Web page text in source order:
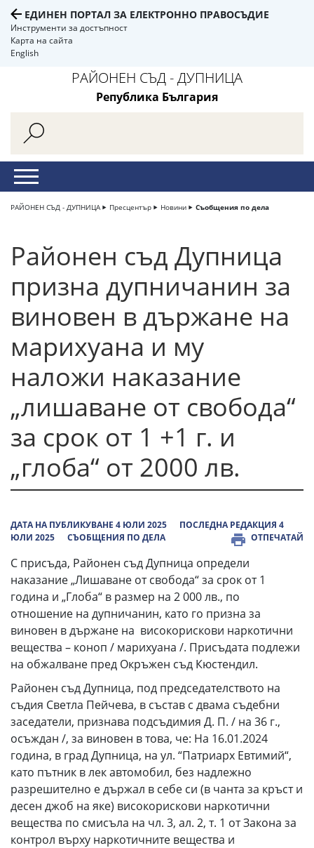
ЕДИНЕН ПОРТАЛ ЗА ЕЛЕКТРОННО ПРАВОСЪДИЕ
Инструменти за достъпност
Карта на сайта
English
РАЙОНЕН СЪД - ДУПНИЦА
Република България
РАЙОНЕН СЪД - ДУПНИЦА Пресцентър Новини Съобщения по дела
Районен съд Дупница
призна дупничанин за
виновен в държане на
марихуана и му
наложи наказание
„лишаване от свобода“
за срок от 1 +1 г. и
„глоба“ от 2000 лв.
ДАТА НА ПУБЛИКУВАНЕ 4 ЮЛИ 2025
ПОСЛЕДНА РЕДАКЦИЯ 4
ЮЛИ 2025
СЪОБЩЕНИЯ ПО ДЕЛА ОТПЕЧАТАЙ
С присъда, Районен съд Дупница определи
наказание „Лишаване от свобода“ за срок от 1
година и „Глоба“ в размер на 2 000 лв., по
отношение на дупничанин, като го призна за
виновен в държане на високорискови наркотични
вещества – коноп / марихуана /. Присъдата подлежи
на обжалване пред Окръжен съд Кюстендил.
Районен съд Дупница, под председателството на
съдия Светла Пейчева, в състав с двама съдебни
заседатели, признава подсъдимия Д. П. / на 36 г.,
осъждан /, за виновен в това, че: На 16.01.2024
година, в град Дупница, на ул. “Патриарх Евтимий“,
като пътник в лек автомобил, без надлежно
разрешително е държал в себе си (в чанта за кръст и
десен джоб на яке) високорискови наркотични
вещества по смисъла на чл. 3, ал. 2, т. 1 от Закона за
контрол върху наркотичните вещества и